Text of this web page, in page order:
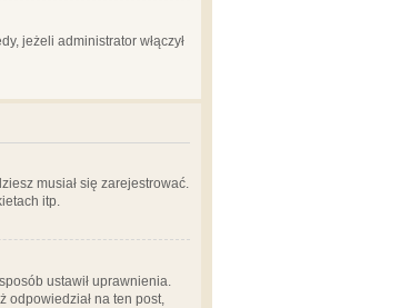
jeżeli administrator włączył
musiał się zarejestrować.
itp.
ustawił uprawnienia.
odpowiedział na ten post,